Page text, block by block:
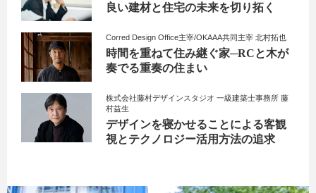
良い建材と住宅の未来を切り拓く
Corred Design Office主宰/OKAAA共同主宰 北村拓也
時間を重ねて住み継ぐ家─RCと木が
奏でる重奏の住まい
株式会社藤村デザインスタジオ​ 一級建築士事務所 藤
村益生
デザインを寝かせることによる客観
視とテクノロジー活用方法の追求